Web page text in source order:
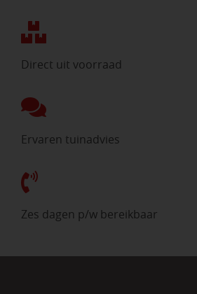
Direct uit voorraad
Ervaren tuinadvies
Zes dagen p/w bereikbaar